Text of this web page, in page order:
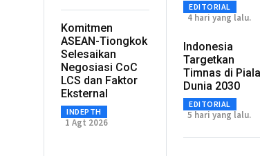
Komitmen
ASEAN-Tiongkok
Selesaikan
Negosiasi CoC
LCS dan Faktor
Eksternal
INDEPTH
1 Agt 2026
EDITORIAL
4 hari yang lalu.
Indonesia
Targetkan
Timnas di Piala
Dunia 2030
EDITORIAL
5 hari yang lalu.